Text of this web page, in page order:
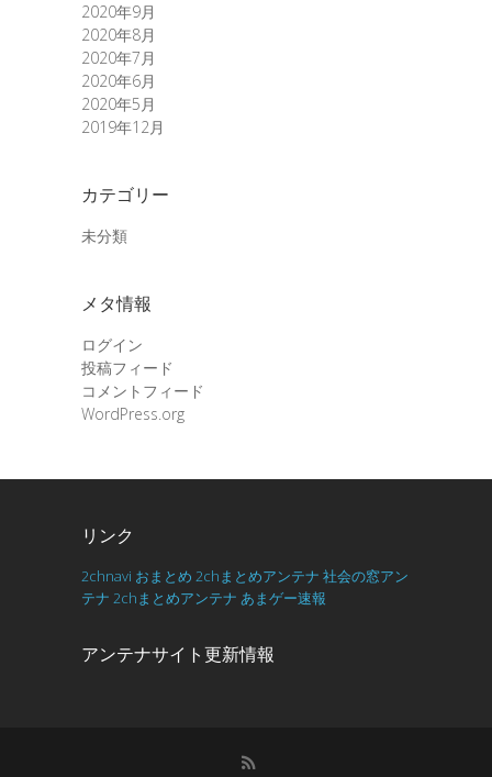
2020年9月
2020年8月
2020年7月
2020年6月
2020年5月
2019年12月
カテゴリー
未分類
メタ情報
ログイン
投稿フィード
コメントフィード
WordPress.org
リンク
2chnavi おまとめ 2chまとめアンテナ 社会の窓アン
テナ 2chまとめアンテナ あまゲー速報
アンテナサイト更新情報